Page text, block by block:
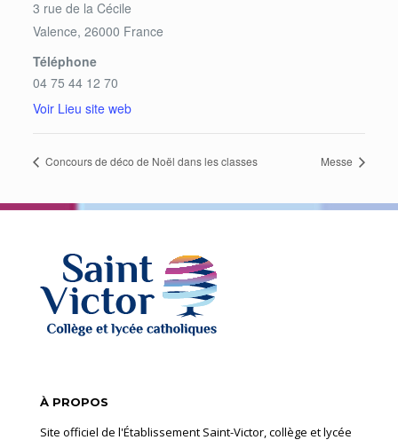
3 rue de la Cécile
Valence, 26000 France
Téléphone
04 75 44 12 70
Voir Lieu site web
Concours de déco de Noël dans les classes Messe
À PROPOS
Site officiel de l'Établissement Saint-Victor, collège et lycée